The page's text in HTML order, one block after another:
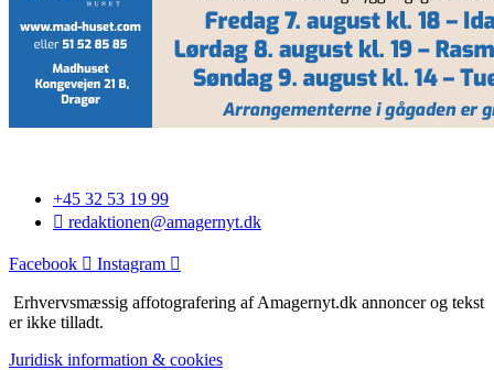
+45 32 53 19 99
redaktionen@amagernyt.dk
Facebook Instagram
Erhvervsmæssig affotografering af Amagernyt.dk annoncer og tekst
er ikke tilladt.
Juridisk information & cookies